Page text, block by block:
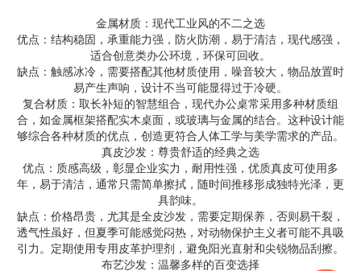
金属材质：现代工业风的不二之选
优点：结构稳固，承重能力强，防火防潮，易于清洁，现代感强，
适合创意类办公环境，环保可回收。
缺点：触感冰冷，需要搭配其他材质使用，噪音较大，物品放置时
易产生声响，设计不当可能显得过于冷硬。
复合材质：取长补短的智慧组合，现代办公桌常采用多种材质组
合，如金属框架搭配实木桌面，或玻璃与金属的结合。这种设计能
够综合各种材质的优点，创造更符合人体工学与美学需求的产品。
真皮沙发：尊贵舒适的经典之选
优点：质感高级，彰显企业实力，耐用性强，优质真皮可使用多
年，易于清洁，通常只需简单擦拭，随时间推移形成独特光泽，更
具韵味。
缺点：价格昂贵，尤其是全皮沙发，需要定期保养，否则易干裂，
透气性虽好，但夏季可能感觉闷热，对动物保护主义者可能不具吸
引力。定期使用专用皮革护理剂，避免阳光直射和尖锐物品刮擦。
布艺沙发：温馨多样的百变选择